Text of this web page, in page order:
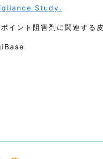
Study.
イント阻害剤に関連する